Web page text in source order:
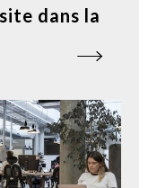
dans la